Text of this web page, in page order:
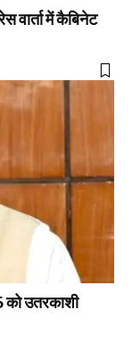
वार्ता में कैबिनेट
को उतरकाशी